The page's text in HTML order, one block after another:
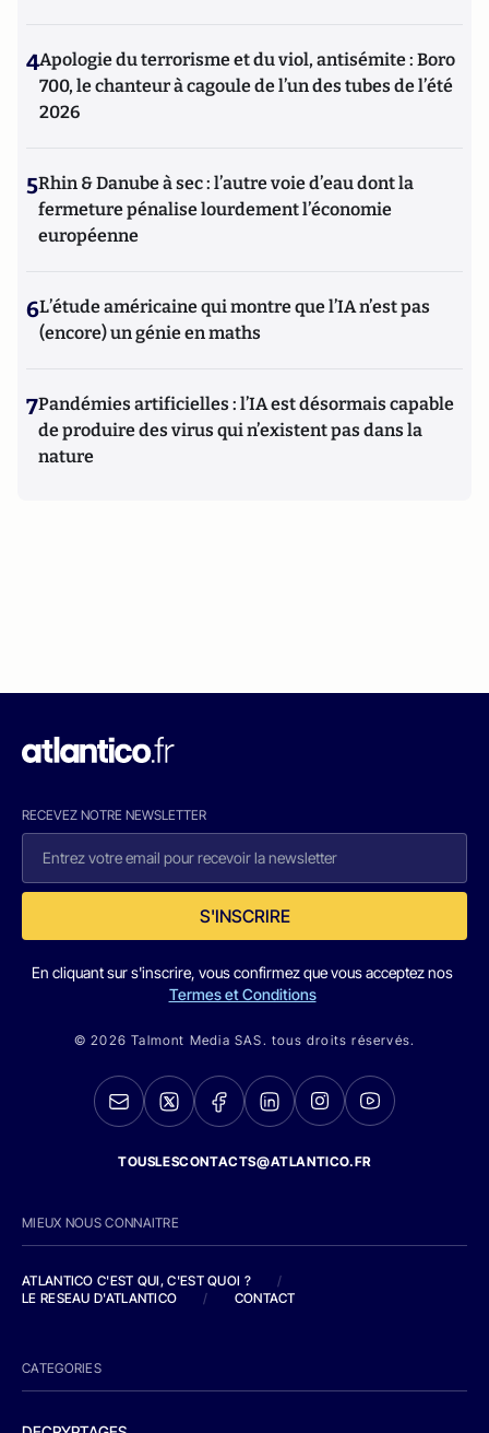
4Apologie du terrorisme et du viol, antisémite : Boro
700, le chanteur à cagoule de l’un des tubes de l’été
2026
5Rhin & Danube à sec : l’autre voie d’eau dont la
fermeture pénalise lourdement l’économie
européenne
6L’étude américaine qui montre que l’IA n’est pas
(encore) un génie en maths
7Pandémies artificielles : l’IA est désormais capable
de produire des virus qui n’existent pas dans la
nature
RECEVEZ NOTRE NEWSLETTER
S'INSCRIRE
En cliquant sur s'inscrire, vous confirmez que vous acceptez nos
Termes et Conditions
© 2026 Talmont Media SAS. tous droits réservés.
TOUSLESCONTACTS@ATLANTICO.FR
MIEUX NOUS CONNAITRE
ATLANTICO C'EST QUI, C'EST QUOI ?
/
LE RESEAU D'ATLANTICO
/ CONTACT
CATEGORIES